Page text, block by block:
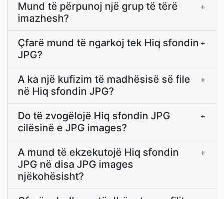
Mund të përpunoj një grup të tërë
imazhesh?
+
Çfarë mund të ngarkoj tek Hiq sfondin
JPG?
+
A ka një kufizim të madhësisë së file
në Hiq sfondin JPG?
+
Do të zvogëlojë Hiq sfondin JPG
cilësinë e JPG images?
+
A mund të ekzekutojë Hiq sfondin
JPG në disa JPG images
njëkohësisht?
+